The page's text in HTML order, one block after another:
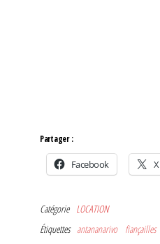
Partager :
Facebook X
Catégorie LOCATION
Étiquettes antananarivo fiançailles